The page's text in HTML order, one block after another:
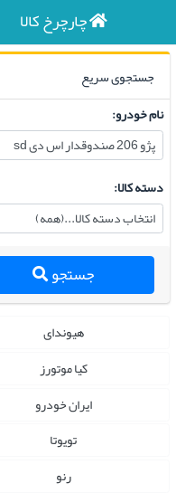
چارچرخ کالا
جستجوی سریع
نام خودرو:
پژو 206 صندوقدار اس دی sd
دسته کالا:
انتخاب دسته کالا...(همه)
جستجو
هیوندای
کیا موتورز
ایران خودرو
تویوتا
رنو